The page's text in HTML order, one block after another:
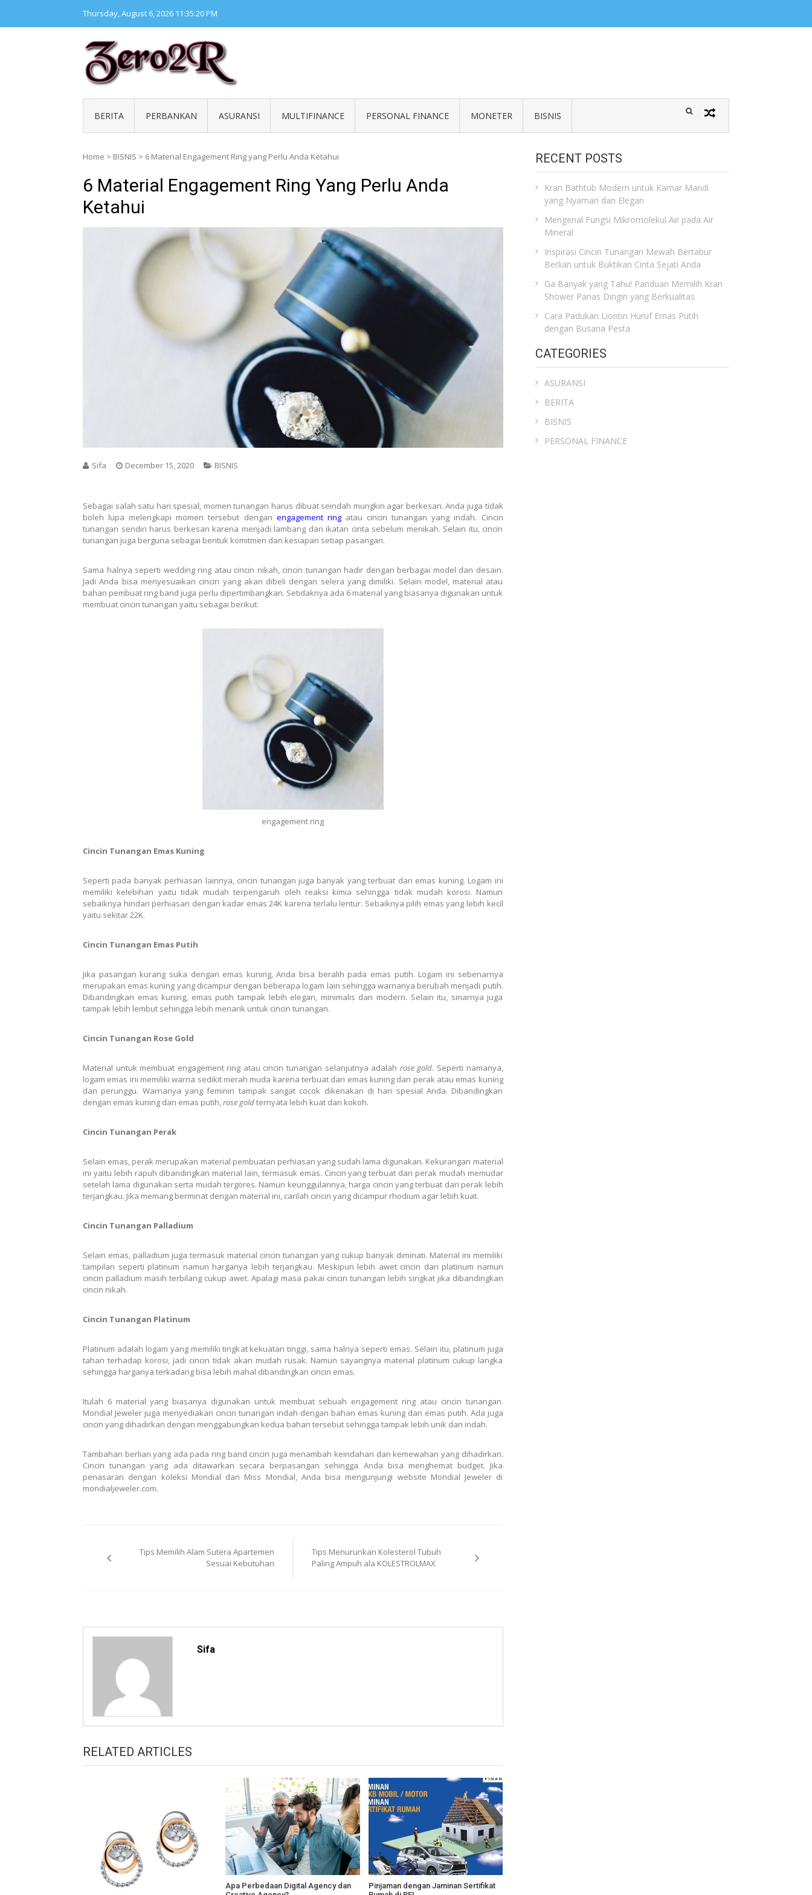
content
Thursday, August 6, 2026 11:35:21 PM
BERITA PERBANKAN ASURANSI MULTIFINANCE PERSONAL FINANCE MONETER BISNIS
Home > BISNIS > 6 Material Engagement Ring yang Perlu Anda Ketahui
6 Material Engagement Ring Yang Perlu Anda
Ketahui
Sifa December 15, 2020 BISNIS
Sebagai salah satu hari spesial, momen tunangan harus dibuat seindah mungkin agar berkesan. Anda juga tidak
boleh lupa melengkapi momen tersebut dengan engagement ring atau cincin tunangan yang indah. Cincin
tunangan sendiri harus berkesan karena menjadi lambang dan ikatan cinta sebelum menikah. Selain itu, cincin
tunangan juga berguna sebagai bentuk komitmen dan kesiapan setiap pasangan.
Sama halnya seperti wedding ring atau cincin nikah, cincin tunangan hadir dengan berbagai model dan desain.
Jadi Anda bisa menyesuaikan cincin yang akan dibeli dengan selera yang dimiliki. Selain model, material atau
bahan pembuat ring band juga perlu dipertimbangkan. Setidaknya ada 6 material yang biasanya digunakan untuk
membuat cincin tunangan yaitu sebagai berikut:
engagement ring
Cincin Tunangan Emas Kuning
Seperti pada banyak perhiasan lainnya, cincin tunangan juga banyak yang terbuat dari emas kuning. Logam ini
memiliki kelebihan yaitu tidak mudah terpengaruh oleh reaksi kimia sehingga tidak mudah korosi. Namun
sebaiknya hindari perhiasan dengan kadar emas 24K karena terlalu lentur. Sebaiknya pilih emas yang lebih kecil
yaitu sekitar 22K.
Cincin Tunangan Emas Putih
Jika pasangan kurang suka dengan emas kuning, Anda bisa beralih pada emas putih. Logam ini sebenarnya
merupakan emas kuning yang dicampur dengan beberapa logam lain sehingga warnanya berubah menjadi putih.
Dibandingkan emas kuning, emas putih tampak lebih elegan, minimalis dan modern. Selain itu, sinarnya juga
tampak lebih lembut sehingga lebih menarik untuk cincin tunangan.
Cincin Tunangan Rose Gold
Material untuk membuat engagement ring atau cincin tunangan selanjutnya adalah rose gold. Seperti namanya,
logam emas ini memiliki warna sedikit merah muda karena terbuat dari emas kuning dan perak atau emas kuning
dan perunggu. Warnanya yang feminin tampak sangat cocok dikenakan di hari spesial Anda. Dibandingkan
dengan emas kuning dan emas putih,rose goldternyata lebih kuat dan kokoh.
Cincin Tunangan Perak
Selain emas, perak merupakan material pembuatan perhiasan yang sudah lama digunakan. Kekurangan material
ini yaitu lebih rapuh dibandingkan material lain, termasuk emas. Cincin yang terbuat dari perak mudah memudar
setelah lama digunakan serta mudah tergores. Namun keunggulannya, harga cincin yang terbuat dari perak lebih
terjangkau. Jika memang berminat dengan material ini, carilah cincin yang dicampur rhodium agar lebih kuat.
Cincin Tunangan Palladium
Selain emas, palladium juga termasuk material cincin tunangan yang cukup banyak diminati. Material ini memiliki
tampilan seperti platinum namun harganya lebih terjangkau. Meskipun lebih awet cincin dari platinum namun
cincin palladium masih terbilang cukup awet. Apalagi masa pakai cincin tunangan lebih singkat jika dibandingkan
cincin nikah.
Cincin Tunangan Platinum
Platinum adalah logam yang memiliki tingkat kekuatan tinggi, sama halnya seperti emas. Selain itu, platinum juga
tahan terhadap korosi, jadi cincin tidak akan mudah rusak. Namun sayangnya material platinum cukup langka
sehingga harganya terkadang bisa lebih mahal dibandingkan cincin emas.
Itulah 6 material yang biasanya digunakan untuk membuat sebuah engagement ring atau cincin tunangan.
Mondial Jeweler juga menyediakan cincin tunangan indah dengan bahan emas kuning dan emas putih. Ada juga
cincin yang dihadirkan dengan menggabungkan kedua bahan tersebut sehingga tampak lebih unik dan indah.
Tambahan berlian yang ada pada ring band cincin juga menambah keindahan dan kemewahan yang dihadirkan.
Cincin tunangan yang ada ditawarkan secara berpasangan sehingga Anda bisa menghemat budget. Jika
penasaran dengan koleksi Mondial dan Miss Mondial, Anda bisa mengunjungi website Mondial Jeweler di
mondialjeweler.com.
navigation
Tips Memilih Alam Sutera Apartemen
Sesuai Kebutuhan
Tips Menurunkan Kolesterol Tubuh
Paling Ampuh ala KOLESTROLMAX
Sifa
RELATED ARTICLES
Apa Perbedaan Digital Agency dan
Pinjaman dengan Jaminan Sertifikat
RECENT POSTS
Kran Bathtub Modern untuk Kamar Mandi
yang Nyaman dan Elegan
Mengenal Fungsi Mikromolekul Air pada Air
Mineral
Inspirasi Cincin Tunangan Mewah Bertabur
Berlian untuk Buktikan Cinta Sejati Anda
Ga Banyak yang Tahu! Panduan Memilih Kran
Shower Panas Dingin yang Berkualitas
Cara Padukan Liontin Huruf Emas Putih
dengan Busana Pesta
CATEGORIES
ASURANSI
BERITA
BISNIS
PERSONAL FINANCE